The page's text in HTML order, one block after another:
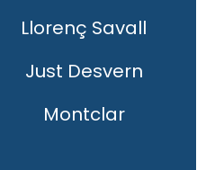
Llorenç Savall
Just Desvern
Montclar